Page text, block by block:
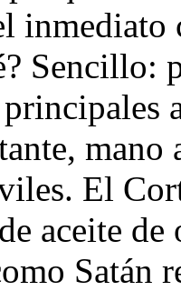
Sencillo:
mano
El
aceite
Satán